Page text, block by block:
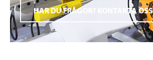
HAR DU FRÅGOR? KONTAKTA